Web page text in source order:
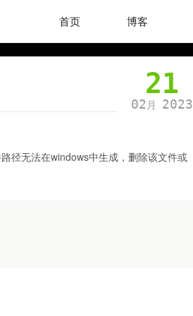
首页 博客
21
02 月 2023
径无法在windows中生成，删除该文件或